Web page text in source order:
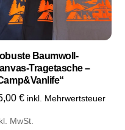
Baumwoll-
Tragetasche –
€ inkl. Mehrwertsteuer
MwSt.